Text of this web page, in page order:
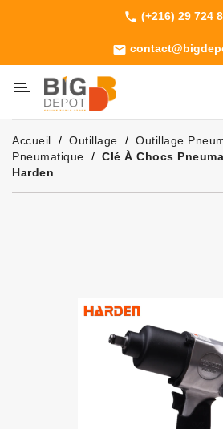
phone (+216) 29 724
email
Machines
Outillage
Jardinage
Consommables
Accueil Outillage Outillage
Pneumatique
Clé À Chocs
Harden